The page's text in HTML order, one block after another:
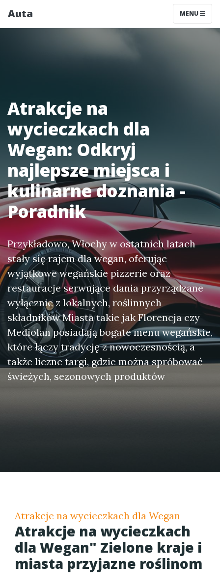
Auta MENU
Atrakcje na
wycieczkach dla
Wegan: Odkryj
najlepsze miejsca i
kulinarne doznania -
Poradnik
Przykładowo, Włochy w ostatnich latach
stały się rajem dla wegan, oferując
wyjątkowe wegańskie pizzerie oraz
restauracje serwujące dania przyrządzane
wyłącznie z lokalnych, roślinnych
składników Miasta takie jak Florencja czy
Mediolan posiadają bogate menu wegańskie,
które łączy tradycję z nowoczesnością, a
także liczne targi, gdzie można spróbować
świeżych, sezonowych produktów
Atrakcje na wycieczkach dla Wegan
Atrakcje na wycieczkach
dla Wegan" Zielone kraje i
miasta przyjazne roślinom